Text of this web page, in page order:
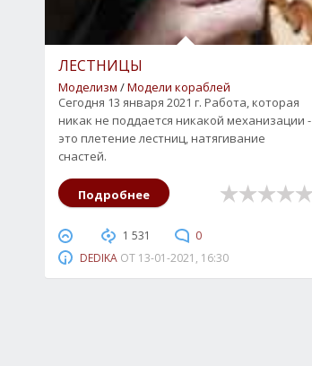
ЛЕСТНИЦЫ
Моделизм /Модели кораблей
Сегодня 13 января 2021 г. Работа, которая
никак не поддается никакой механизации -
это плетение лестниц, натягивание
снастей.
Подробнее
1 531
0
DEDIKAОТ 13-01-2021, 16:30